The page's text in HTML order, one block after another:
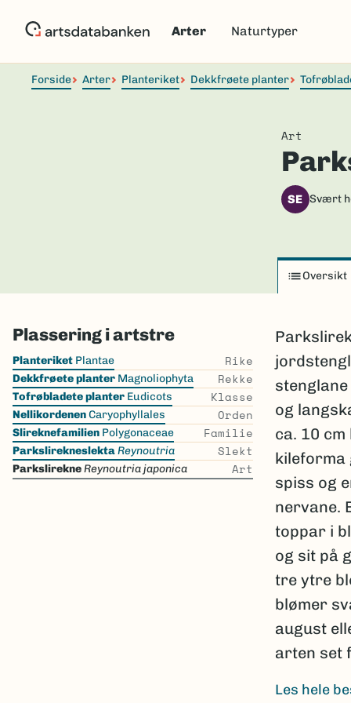
Arter Naturtyper
Forside Arter Planteriket Dekkfrøete planter
Art
SE Svært
Oversikt
Plassering i artstre
Skip
the
list
Planteriket Plantae Rike
Dekkfrøete planter Magnoliophyta Rekke
Tofrøbladete planter Eudicots Klasse
NellikordenenCaryophyllales Orden
Slireknefamilien Polygonaceae Familie
ParkslirekneslektaReynoutria Slekt
ParkslirekneReynoutria japonica Art
og
ca. 10
kileforma
spiss og
nervane.
toppar i
og sit på
tre ytre
blømer
august
arten set
Les hele